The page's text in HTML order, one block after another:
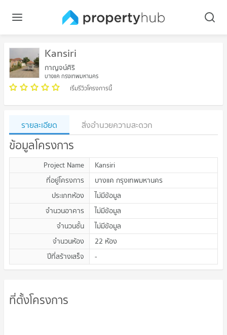
Kansiri
กาญจน์ศิริ
บางแค กรุงเทพมหานคร
เริ่มรีวิวโครงการนี้
รายละเอียด สิ่งอำนวยความสะดวก
ข้อมูลโครงการ
Project Name
Kansiri
ที่อยู่โครงการ
บางแค กรุงเทพมหานคร
ประเภทห้อง
ไม่มีข้อมูล
จำนวนอาคาร
ไม่มีข้อมูล
จำนวนชั้น
ไม่มีข้อมูล
จำนวนห้อง
22 ห้อง
ปีที่สร้างเสร็จ
-
ที่ตั้งโครงการ